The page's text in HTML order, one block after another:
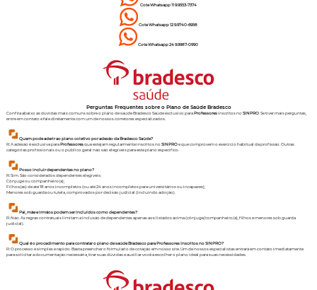
Cote Whatsapp 11 9.9553-7374
Cote Whatsapp 12 9.9740-6958
CoteWhatsapp24 9.9987-0990
Perguntas Frequentes sobre o Plano de Saúde Bradesco
Confira abaixo as dúvidas mais comuns sobre o plano de saúde Bradesco Saúde exclusivo para Professoresinscritos noSINPRO. Se tiver mais perguntas,
entre em contato e fale diretamente com um de nossos corretores especializados.
Quem pode aderir ao plano coletivo por adesão da Bradesco Saúde?
R: A adesão é exclusiva para Professoresque estejam regularmente inscritos noSINPROe que comprovem o exercício habitual da profissão. Outras
categorias profissionais ou o público geral não são elegíveis para este plano específico.
Posso incluir dependentes no plano?
R: Sim. São considerados dependentes elegíveis:
Cônjuge ou companheiro(a);
Filhos(as) de até 18 anos incompletos (ou até 24 anos incompletos para universitários ou incapazes);
Menores sob guarda ou tutela, comprovados por decisão judicial (incluindo adoção).
Pai, mãe e irmãos podem ser incluídos como dependentes?
R: Não. As regras contratuais limitam a inclusão de dependentes apenas aos listados acima (cônjuge/companheiro(a), filhos e menores sob guarda
judicial).
Qual é o procedimento para contratar o plano de saúde Bradesco para Professores Inscritos no SINPRO?
R: O processo é simples e rápido. Basta preencher o formulário de cotação em nosso site. Um de nossos especialistas entrará em contato imediatamente
para solicitar a documentação necessária, tirar suas dúvidas e auxiliar você a escolher o plano ideal para suas necessidades.